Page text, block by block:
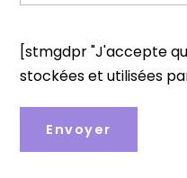
[stmgdpr "J'accepte
stockées et utilisées